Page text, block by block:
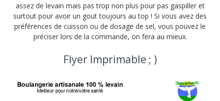
assez de levain mais pas trop non plus pour pas gaspiller et
surtout pour avoir un gout toujours au top ! Si vous avez des
préférences de cuisson ou de dosage de sel, vous pouvez le
préciser lors de la commande, on fera au mieux.
Flyer Imprimable ; )